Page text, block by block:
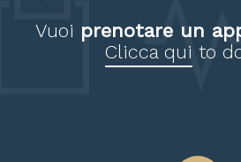
Vuoi prenotare un
Clicca qui to